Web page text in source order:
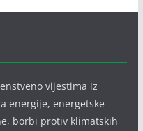
vijestima iz
energije, energetske
borbi protiv klimatskih